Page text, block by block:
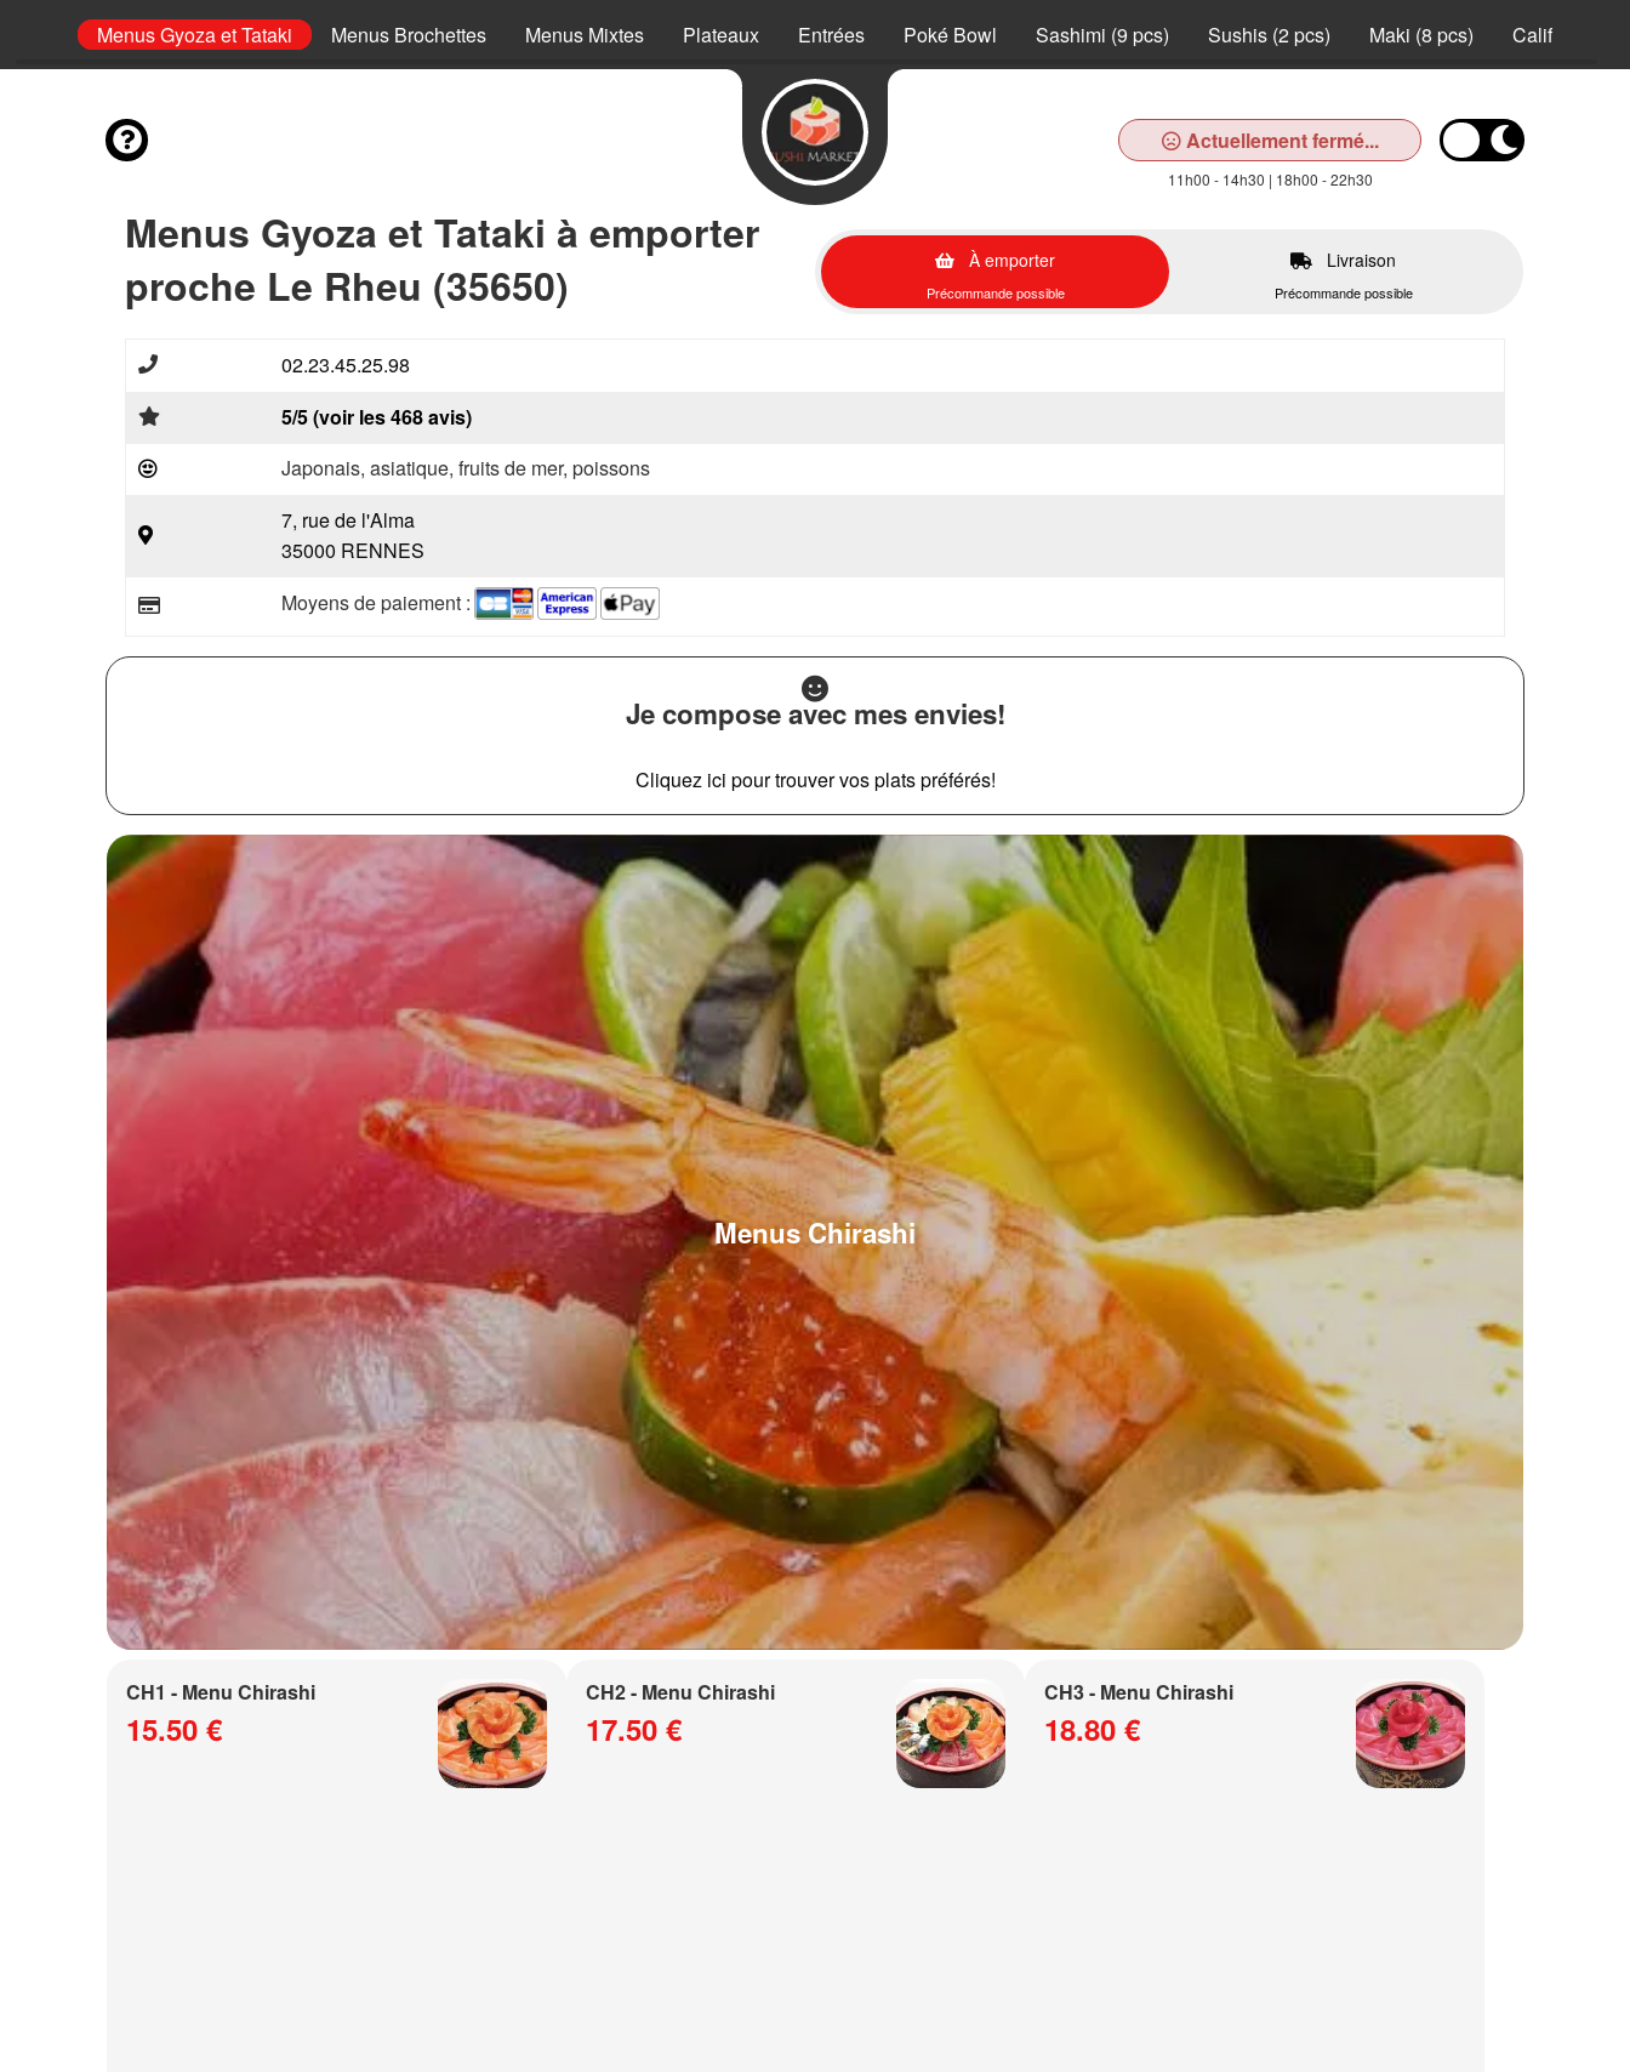
Menus Gyoza et Tataki Menus Brochettes Menus Mixtes Plateaux Entrées Poké Bowl Sashimi (9 pcs) Sushis (2 pcs) Maki (8 pcs) California (8
Actuellement fermé...
11h00 - 14h30 | 18h00 - 22h30
Menus Gyoza et Tataki à emporter
proche Le Rheu (35650)
À emporter
Précommande possible
Livraison
Précommande possible
02.23.45.25.98
5/5 (voir les 468 avis)
Japonais, asiatique, fruits de mer, poissons
7, rue de l'Alma
35000 RENNES
Moyens de paiement :
Je compose avec mes envies!
Cliquez ici pour trouver vos plats préférés!
Menus Chirashi
CH1 - Menu Chirashi
15.50 €
CH2 - Menu Chirashi
17.50 €
CH3 - Menu Chirashi
18.80 €